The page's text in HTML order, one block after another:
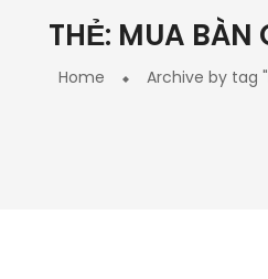
THẺ: MUA BÀN
Home Archive by tag